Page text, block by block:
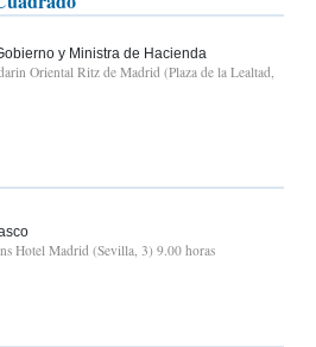
y Ministra de Hacienda
Oriental Ritz de Madrid (Plaza de la Lealtad,
Hotel Madrid (Sevilla, 3) 9.00 horas